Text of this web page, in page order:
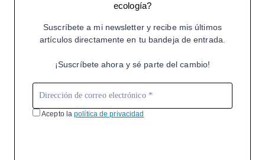
ecología?
Suscríbete a mi newsletter y recibe mis últimos
artículos directamente en tu bandeja de entrada.
¡Suscríbete ahora y sé parte del cambio!
Acepto lapolítica de privacidad